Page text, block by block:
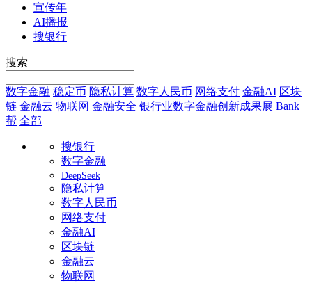
宣传年
AI播报
搜银行
搜索
数字金融 稳定币 隐私计算 数字人民币 网络支付 金融AI 区块
链 金融云 物联网 金融安全 银行业数字金融创新成果展 Bank
帮 全部
搜银行
数字金融
DeepSeek
隐私计算
数字人民币
网络支付
金融AI
区块链
金融云
物联网